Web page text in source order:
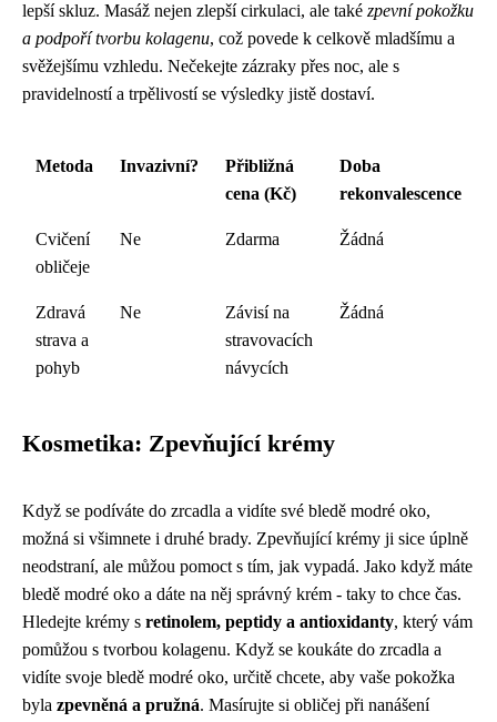
lepší skluz. Masáž nejen zlepší cirkulaci, ale také zpevní pokožku
a podpoří tvorbu kolagenu, což povede k celkově mladšímu a
svěžejšímu vzhledu. Nečekejte zázraky přes noc, ale s
pravidelností a trpělivostí se výsledky jistě dostaví.
Metoda Invazivní?
Přibližná
cena (Kč)
Doba
rekonvalescence
Cvičení
obličeje
Ne Zdarma Žádná
Zdravá
strava a
pohyb
Ne
Závisí na
stravovacích
návycích
Žádná
Kosmetika: Zpevňující krémy
Když se podíváte do zrcadla a vidíte své bledě modré oko,
možná si všimnete i druhé brady. Zpevňující krémy ji sice úplně
neodstraní, ale můžou pomoct s tím, jak vypadá. Jako když máte
bledě modré oko a dáte na něj správný krém - taky to chce čas.
Hledejte krémy s retinolem, peptidy a antioxidanty, který vám
pomůžou s tvorbou kolagenu. Když se koukáte do zrcadla a
vidíte svoje bledě modré oko, určitě chcete, aby vaše pokožka
byla zpevněná a pružná. Masírujte si obličej při nanášení